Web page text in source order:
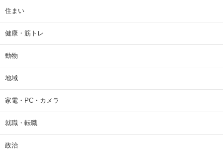
住まい
健康・筋トレ
動物
地域
家電・PC・カメラ
就職・転職
政治